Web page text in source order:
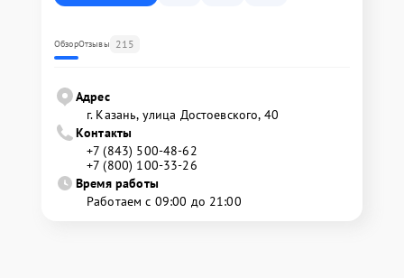
ОбзорОтзывы 215
Адрес
г. Казань, улица Достоевского, 40
Контакты
+7 (843) 500-48-62
+7 (800) 100-33-26
Время работы
Работаем с 09:00 до 21:00